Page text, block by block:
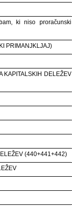
ki niso proračunski
PRIMANJKLJAJ)
KAPITALSKIH DELEŽEV
(440+441+442)